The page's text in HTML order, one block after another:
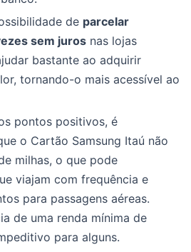
de parcelar
sem juros nas lojas
bastante ao adquirir
tornando-o mais acessível ao
pontos positivos, é
o Cartão Samsung Itaú não
milhas, o que pode
viajam com frequência e
para passagens aéreas.
de uma renda mínima de
para alguns.